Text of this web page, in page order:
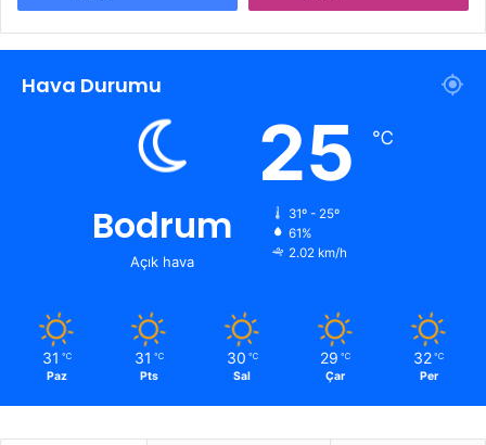
Hava Durumu
Bodrum
Açık hava
25 ℃
31º - 25º
61%
2.02 km/h
31 ℃
Paz
31 ℃
Pts
30 ℃
Sal
29 ℃
Çar
32 ℃
Per